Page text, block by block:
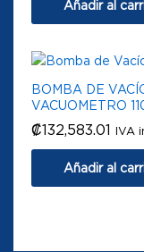
Añadir al
BOMBA DE
VACUOMETRO
₡132,583.01 IVA
Añadir al